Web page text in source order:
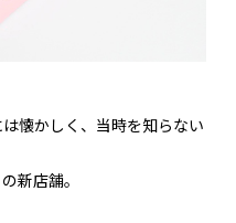
懐かしく、当時を知らない
新店舗。